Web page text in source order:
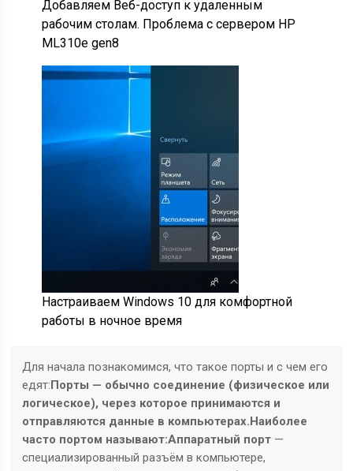
Добавляем Веб-доступ к удаленным
рабочим столам. Проблема с сервером HP
ML310e gen8
Настраиваем Windows 10 для комфортной
работы в ночное время
Для начала познакомимся, что такое порты и с чем его
едят: Порты — обычно соединение (физическое или
логическое), через которое принимаются и
отправляются данные в компьютерах. Наиболее
часто портом называют:Аппаратный порт —
специализированный разъём в компьютере,